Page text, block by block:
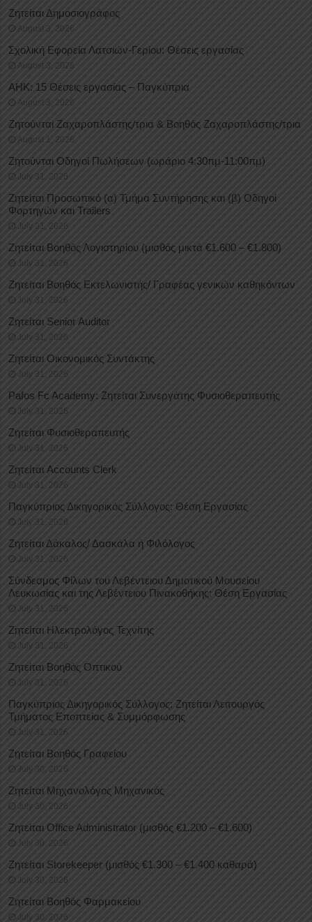
Ζητείται Δημοσιογράφος
August 3, 2026
Σχολική Εφορεία Λατσιών-Γερίου: Θέσεις εργασίας
August 3, 2026
ΑΗΚ: 15 Θέσεις εργασίας – Παγκύπρια
August 3, 2026
Ζητούνται Ζαχαροπλάστης/τρια & Βοηθός Ζαχαροπλάστης/τρια
August 1, 2026
Ζητούνται Οδηγοί Πωλήσεων (ωράριο 4:30πμ-11:00πμ)
July 31, 2026
Ζητείται Προσωπικό (α) Τμήμα Συντήρησης και (β) Οδηγοί
Φορτηγών και Trailers
July 31, 2026
Ζητείται Βοηθός Λογιστηρίου (μισθός μικτά €1.600 – €1.800)
July 31, 2026
Ζητείται Βοηθός Εκτελωνιστής/ Γραφέας γενικών καθηκόντων
July 31, 2026
Ζητείται Senior Auditor
July 31, 2026
Ζητείται Οικονομικός Συντάκτης
July 31, 2026
Pafos Fc Academy: Ζητείται Συνεργάτης Φυσιοθεραπευτής
July 31, 2026
Ζητείται Φυσιοθεραπευτής
July 31, 2026
Ζητείται Accounts Clerk
July 31, 2026
Παγκύπριος Δικηγορικός Σύλλογος: Θέση Εργασίας
July 31, 2026
Ζητείται Δάκαλος/ Δασκάλα ή Φιλόλογος
July 31, 2026
Σύνδεσμος Φίλων του Λεβέντειου Δημοτικού Μουσείου
Λευκωσίας και της Λεβέντειου Πινακοθήκης: Θέση Εργασίας
July 31, 2026
Ζητείται Ηλεκτρολόγος Τεχνίτης
July 31, 2026
Ζητείται Βοηθός Οπτικού
July 31, 2026
Παγκύπριος Δικηγορικός Σύλλογος: Ζητείται Λειτουργός
Τμήματος Εποπτείας & Συμμόρφωσης
July 31, 2026
Ζητείται Βοηθός Γραφείου
July 30, 2026
Ζητείται Μηχανολόγος Μηχανικός
July 30, 2026
Ζητείται Office Administrator (μισθός €1.200 – €1.600)
July 30, 2026
Ζητείται Storekeeper (μισθός €1.300 – €1.400 καθαρά)
July 30, 2026
Ζητείται Βοηθός Φαρμακείου
July 30, 2026